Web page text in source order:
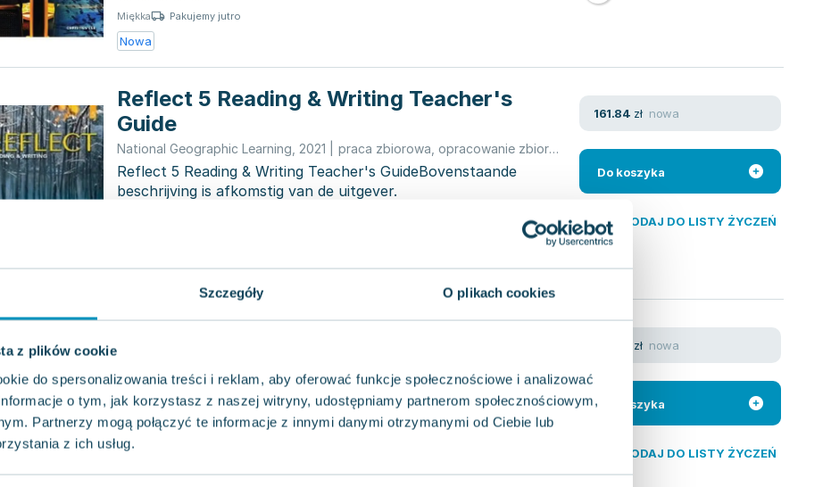
Szczegóły O plikach cookies
z plików cookie
do spersonalizowania treści i reklam, aby oferować funkcje społecznościowe i analizować
o tym, jak korzystasz z naszej witryny, udostępniamy partnerom społecznościowym,
Partnerzy mogą połączyć te informacje z innymi danymi otrzymanymi od Ciebie lub
z ich usług.
Miękka Pakujemy jutro
Nowa
Reflect 5 Reading & Writing Teacher's
Guide
National Geographic Learning 2021 praca zbiorowa opracowanie zbiorowe Jessica Williams,Chris Tien Lee,Lee
Reflect 5 Reading & Writing Teacher's GuideBovenstaande
beschrijving is afkomstig van de uitgever.
Nowa
161.84 zł nowa
Do koszyka
DODAJ DO LISTY ŻYCZEŃ
National Geographic Learning ,2021| praca zbiorowa,opracowanie zbiorowe ,Jonathan Bygrave,Chris Tien Lee
It spyt fan it materiaal "Reflect 5 Listening & Speaking Teacher's
Guide" is levere troch de útjouwer.
Pakujemy jutro
zł nowa
Do koszyka
DODAJ DO LISTY ŻYCZEŃ